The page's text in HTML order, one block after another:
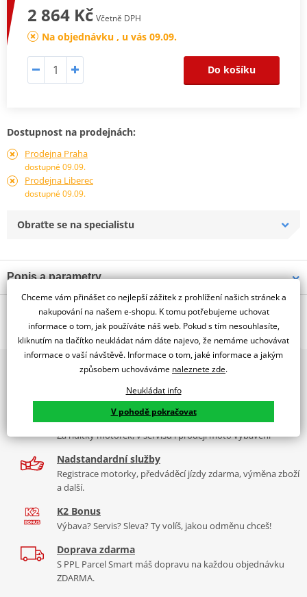
2 864 Kč Včetně DPH
Na objednávku , u vás 09.09.
Do košíku
Dostupnost na prodejnách:
Prodejna Praha
dostupné 09.09.
Prodejna Liberec
dostupné 09.09.
Obraťte se na specialistu
Popis a parametry
Jsme autorizovaný
dealer značky PUIG
TRIUMPH TIGER 1200 GT/PRO/EXPLORER/ RALLY PRO/ RALLY
EXPLORER 22'-23'
PDF mounting instructions
O výrobci
PUIG byl založen v roce 1964 ve Španělsku. Vyrábí se ve městě
Granollers poblíž Barcelony na ploše 8 000 m² v objektu, který se
dělí na 3 části: komerční, odlitkovou a kovových součástek. Již 40
let se účastní nejslavnějších závodů motocyklů po celém světě. V
naší nabídce naleznete doplňky a příslušenství například: plexi,
padací protektory a mnoho dalšího.
Zobrazit všechny produktyznačky PUIG
2x multibrand showroom
díly, to vše v Praze a Liberci
Více než 30 let zkušeností
Za řídítky motorek, v servisu i prodeji moto vybavení
Nadstandardní služby
Registrace motorky, předváděcí jízdy zdarma, výměna zboží
a další.
K2 Bonus
Výbava? Servis? Sleva? Ty volíš, jakou odměnu chceš!
Doprava zdarma
S PPL Parcel Smart máš dopravu na každou objednávku
ZDARMA.
Chceme vám přinášet co nejlepší zážitek z prohlížení našich stránek a
nakupování na našem e-shopu. K tomu potřebujeme uchovat
informace o tom, jak používáte náš web. Pokud s tím nesouhlasíte,
kliknutím na tlačítko neukládat nám dáte najevo, že nemáme uchovávat
informace o vaší návštěvě. Informace o tom, jaké informace a jakým
způsobem uchováváme naleznete zde.
Neukládat info
V pohodě pokračovat